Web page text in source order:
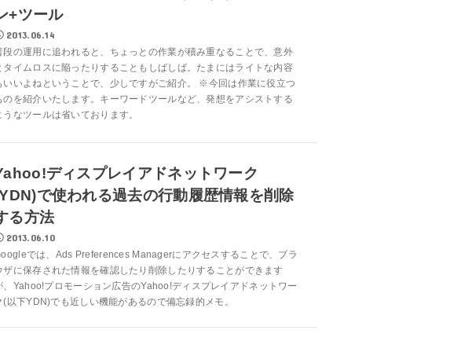
+ツール
2013.06.14
段の運用に追われると、ちょっとの作業が積み重なることで、意外
タイムロスに陥ったりすることもしばしば。たまにはライトな内容
いいよねということで、少しですがご紹介。 ※今回は作業に役立つ
のを紹介いたします。キーワードツールなど、発想をアシストする
うなツールは省いております。
ディスプレイアドネットワーク
で使われる過去の行動履歴情報を削除
る方法
2013.06.10
では、Ads Preferences Managerにアクセスすることで、ブラ
ザに保存された情報を確認したり削除したりすることができます
、Yahoo!プロモーション広告のYahoo!ディスプレイアドネットワー
(以下YDN)でも近しい機能があるので備忘録的メモ。